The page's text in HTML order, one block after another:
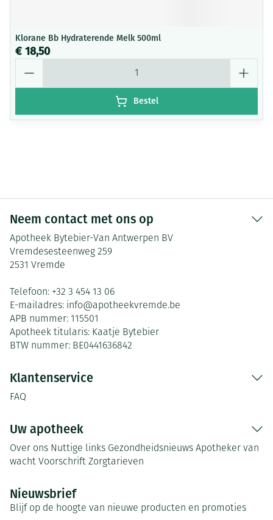
Klorane Bb Hydraterende Melk 500ml
€ 18,50
Bestel
Neem contact met ons op
Apotheek Bytebier-Van Antwerpen BV
Vremdesesteenweg 259
2531 Vremde
Telefoon: +32 3 454 13 06
E-mailadres: info@apotheekvremde.be
APB nummer: 115501
Apotheek titularis: Kaatje Bytebier
BTW nummer: BE0441636842
Klantenservice
FAQ
Uw apotheek
Over ons Nuttige links Gezondheidsnieuws Apotheker van
wacht Voorschrift Zorgtarieven
Nieuwsbrief
Blijf op de hoogte van nieuwe producten en promoties